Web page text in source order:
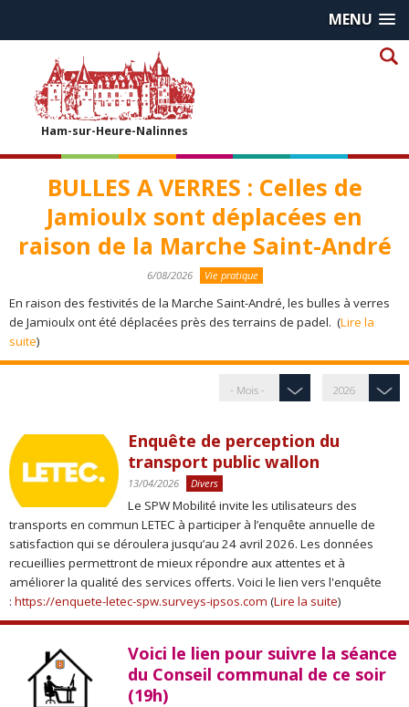
MENU
Ham-sur-Heure-Nalinnes
BULLES A VERRES : Celles de
Jamioulx sont déplacées en
raison de la Marche Saint-André
6/08/2026 Vie pratique
En raison des festivités de la Marche Saint-André, les bulles à verres
de Jamioulx ont été déplacées près des terrains de padel. (Lire la
suite)
Enquête de perception du
transport public wallon
13/04/2026 Divers
Le SPW Mobilité invite les utilisateurs des
transports en commun LETEC à participer à l’enquête annuelle de
satisfaction qui se déroulera jusqu’au 24 avril 2026. Les données
recueillies permettront de mieux répondre aux attentes et à
améliorer la qualité des services offerts. Voici le lien vers l'enquête
: https://enquete-letec-spw.surveys-ipsos.com (Lire la suite)
Voici le lien pour suivre la séance
du Conseil communal de ce soir
(19h)